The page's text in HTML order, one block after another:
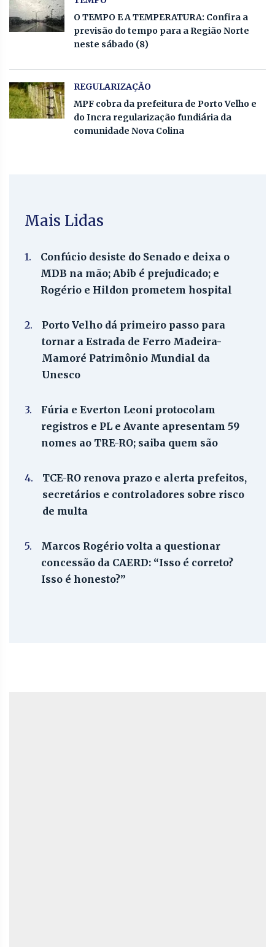
O TEMPO E A TEMPERATURA: Confira a
previsão do tempo para a Região Norte
neste sábado (8)
REGULARIZAÇÃO
MPF cobra da prefeitura de Porto Velho e
do Incra regularização fundiária da
comunidade Nova Colina
Mais Lidas
1.
Confúcio desiste do Senado e deixa o
MDB na mão; Abib é prejudicado; e
Rogério e Hildon prometem hospital
2.
Porto Velho dá primeiro passo para
tornar a Estrada de Ferro Madeira-
Mamoré Patrimônio Mundial da
Unesco
3.
Fúria e Everton Leoni protocolam
registros e PL e Avante apresentam 59
nomes ao TRE-RO; saiba quem são
4.
TCE-RO renova prazo e alerta prefeitos,
secretários e controladores sobre risco
de multa
5.
Marcos Rogério volta a questionar
concessão da CAERD: “Isso é correto?
Isso é honesto?”